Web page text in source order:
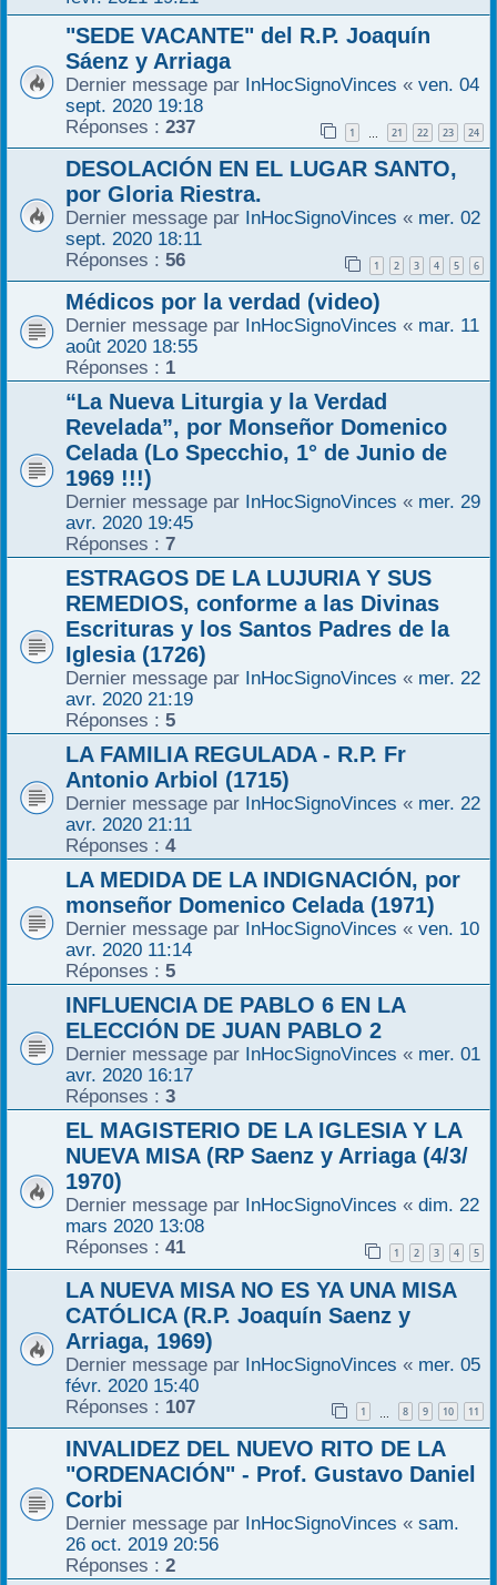
"SEDE VACANTE" del R.P. Joaquín
Sáenz y Arriaga
Dernier message par InHocSignoVinces « ven. 04
sept. 2020 19:18
Réponses : 237 1 … 21 22 23 24
DESOLACIÓN EN EL LUGAR SANTO,
por Gloria Riestra.
Dernier message par InHocSignoVinces « mer. 02
sept. 2020 18:11
Réponses : 56 1 2 3 4 5 6
Médicos por la verdad (video)
Dernier message par InHocSignoVinces « mar. 11
août 2020 18:55
Réponses : 1
“La Nueva Liturgia y la Verdad
Revelada”, por Monseñor Domenico
Celada (Lo Specchio, 1° de Junio de
1969 !!!)
Dernier message par InHocSignoVinces « mer. 29
avr. 2020 19:45
Réponses : 7
ESTRAGOS DE LA LUJURIA Y SUS
REMEDIOS, conforme a las Divinas
Escrituras y los Santos Padres de la
Iglesia (1726)
Dernier message par InHocSignoVinces « mer. 22
avr. 2020 21:19
Réponses : 5
LA FAMILIA REGULADA - R.P. Fr
Antonio Arbiol (1715)
Dernier message par InHocSignoVinces « mer. 22
avr. 2020 21:11
Réponses : 4
LA MEDIDA DE LA INDIGNACIÓN, por
monseñor Domenico Celada (1971)
Dernier message par InHocSignoVinces « ven. 10
avr. 2020 11:14
Réponses : 5
INFLUENCIA DE PABLO 6 EN LA
ELECCIÓN DE JUAN PABLO 2
Dernier message par InHocSignoVinces « mer. 01
avr. 2020 16:17
Réponses : 3
EL MAGISTERIO DE LA IGLESIA Y LA
NUEVA MISA (RP Saenz y Arriaga (4/3/
1970)
Dernier message par InHocSignoVinces « dim. 22
mars 2020 13:08
Réponses : 41 1 2 3 4 5
LA NUEVA MISA NO ES YA UNA MISA
CATÓLICA (R.P. Joaquín Saenz y
Arriaga, 1969)
Dernier message par InHocSignoVinces « mer. 05
févr. 2020 15:40
Réponses : 107 1 8 9 10 11
INVALIDEZ DEL NUEVO RITO DE LA
"ORDENACIÓN" - Prof. Gustavo Daniel
Corbi
Dernier message par InHocSignoVinces « sam.
26 oct. 2019 20:56
Réponses : 2